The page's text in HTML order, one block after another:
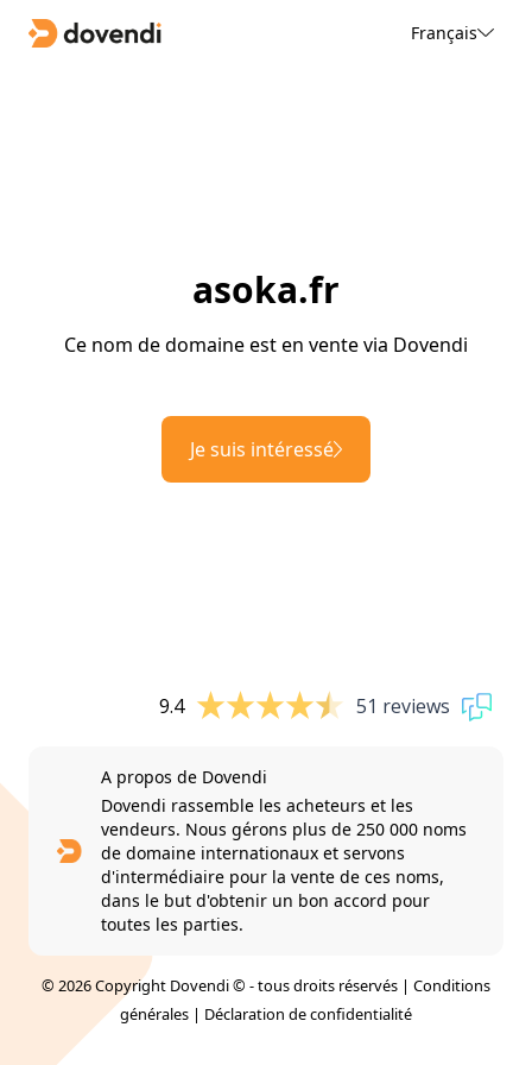
Français
asoka.fr
Ce nom de domaine est en vente via Dovendi
Je suis intéressé
9.4 51 reviews
A propos de Dovendi
Dovendi rassemble les acheteurs et les
vendeurs. Nous gérons plus de 250 000 noms
de domaine internationaux et servons
d'intermédiaire pour la vente de ces noms,
dans le but d'obtenir un bon accord pour
toutes les parties.
© 2026 Copyright Dovendi © - tous droits réservés | Conditions
générales | Déclaration de confidentialité